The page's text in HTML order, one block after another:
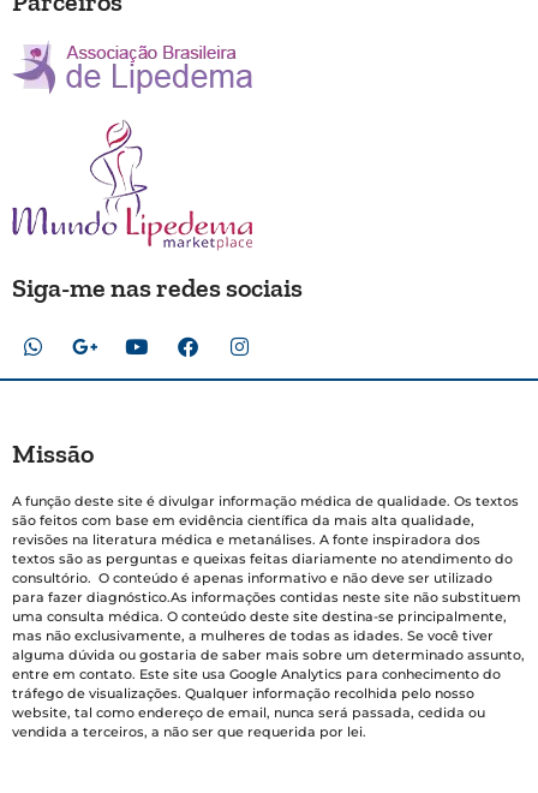
Siga-me nas redes sociais
Missão
A função deste site é divulgar informação médica de qualidade. Os textos
são feitos com base em evidência científica da mais alta qualidade,
revisões na literatura médica e metanálises. A fonte inspiradora dos
textos são as perguntas e queixas feitas diariamente no atendimento do
consultório. O conteúdo é apenas informativo e não deve ser utilizado
para fazer diagnóstico.As informações contidas neste site não substituem
uma consulta médica. O conteúdo deste site destina-se principalmente,
mas não exclusivamente, a mulheres de todas as idades. Se você tiver
alguma dúvida ou gostaria de saber mais sobre um determinado assunto,
entre em contato. Este site usa Google Analytics para conhecimento do
tráfego de visualizações. Qualquer informação recolhida pelo nosso
website, tal como endereço de email, nunca será passada, cedida ou
vendida a terceiros, a não ser que requerida por lei.